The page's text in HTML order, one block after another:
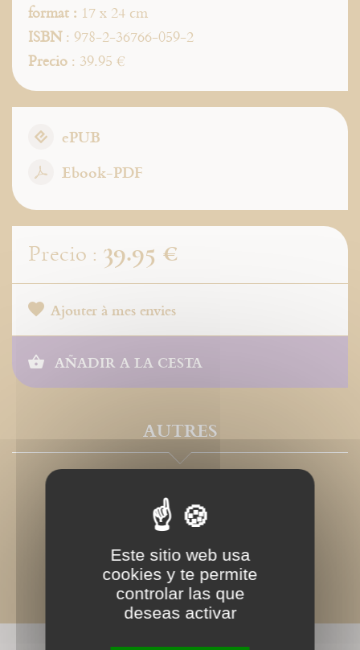
format : 17 x 24 cm
ISBN: 978-2-36766-059-2
Precio : 39.95 €
ePUB
Ebook-PDF
Precio : 39.95 €
Ajouter à mes envies
AÑADIR A LA CESTA
AUTRES
Este sitio web usa
cookies y te permite
controlar las que
deseas activar